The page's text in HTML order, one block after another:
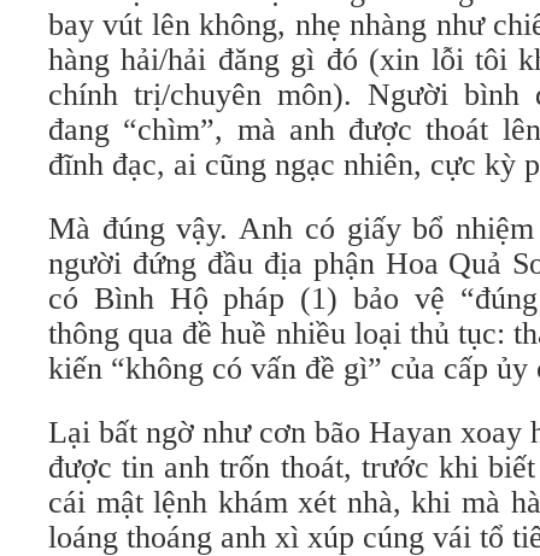
bay vút lên không, nhẹ nhàng như
hàng hải/hải đăng gì đó (xin lỗi tôi
chính trị/chuyên môn). Người bình
đang “chìm”, mà anh được thoát
đĩnh đạc, ai cũng ngạc nhiên, cực kỳ
Mà đúng vậy. Anh có giấy bổ
người đứng đầu địa phận Hoa Quả
có Bình Hộ pháp (1) bảo vệ
thông qua đề huề nhiều loại thủ tục:
kiến “không có vấn đề gì” của cấp
Lại bất ngờ như cơn bão Hayan xoay
được tin anh trốn thoát, trước khi
cái mật lệnh khám xét nhà, khi mà
loáng thoáng anh xì xúp cúng vái tổ